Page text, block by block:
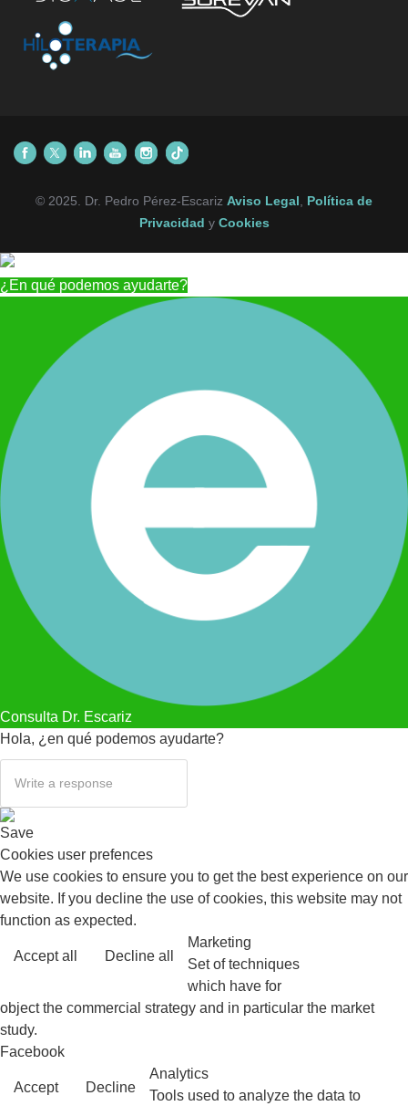
© 2025. Dr. Pedro Pérez-Escariz Aviso Legal
Política de
Privacidad y Cookies
¿En qué podemos ayudarte?
Consulta Dr. Escariz
Hola, ¿en qué podemos ayudarte?
Save
Cookies user prefences
We use cookies to ensure you to get the best experience on our
website. If you decline the use of cookies, this website may not
function as expected.
Accept all Decline all
Marketing
Set of techniques
which have for
object the commercial strategy and in particular the market
study.
Facebook
Accept Decline
Analytics
Tools used to analyze the data to